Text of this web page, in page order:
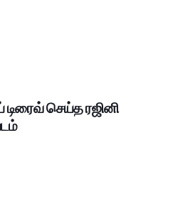
செய்த ரஜினி